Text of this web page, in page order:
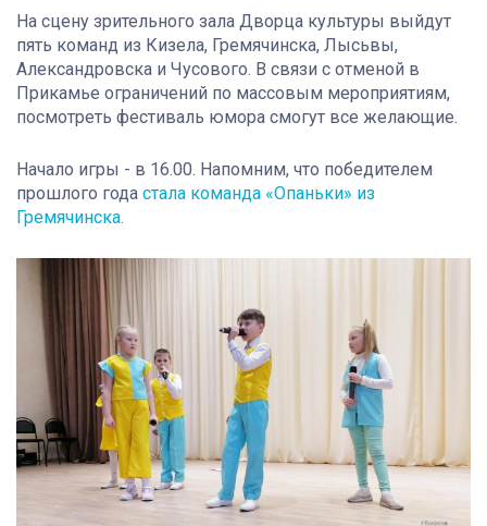
На сцену зрительного зала Дворца культуры выйдут
пять команд из Кизела, Гремячинска, Лысьвы,
Александровска и Чусового. В связи с отменой в
Прикамье ограничений по массовым мероприятиям,
посмотреть фестиваль юмора смогут все желающие.
Начало игры - в 16.00. Напомним, что победителем
прошлого года стала команда «Опаньки» из
Гремячинска.